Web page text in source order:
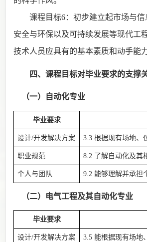
课程目标6：初步建立起市场与信
安全与环保以及可持续发展等现代工
技术人员应具有的基本素质和动手能
四、课程目标对毕业要求的支撑
（一） 自动化专业
毕业要求
设计/开发解决方案 3.3 根据现有场地、
职业规范 8.2 了解自动化及其
个人与团队 9.2 能够理解并承担
（二） 电气工程及其自动化专业
毕业要求
设计/开发解决方案 3.5 能根据现有场地